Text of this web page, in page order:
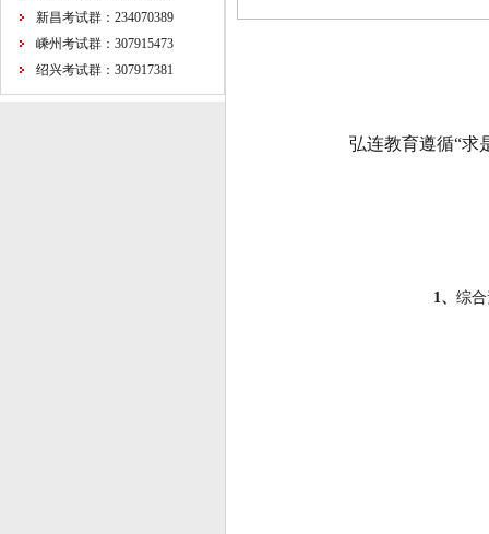
新昌考试群：234070389
嵊州考试群：307915473
绍兴考试群：307917381
弘连教育遵循“求
1、 综